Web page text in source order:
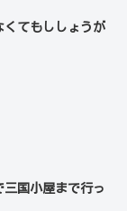
くてもししょうが
三国小屋まで行っ